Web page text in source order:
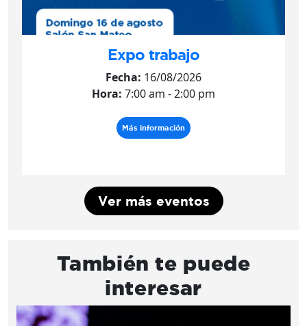
Expo trabajo
Fecha: 16/08/2026
Hora: 7:00 am - 2:00 pm
Más información
Ver más eventos
También te puede
interesar